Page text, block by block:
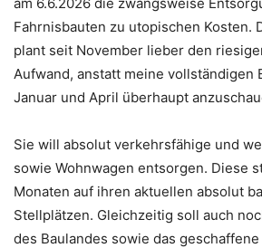
Fahrnisbauten zu utopischen Kosten.
plant seit November lieber den
Aufwand, anstatt meine vollständigen
Januar und April überhaupt
Sie will absolut verkehrsfähige und
sowie Wohnwagen entsorgen. Diese
Monaten auf ihren aktuellen absolut
Stellplätzen. Gleichzeitig soll auch
des Baulandes sowie das